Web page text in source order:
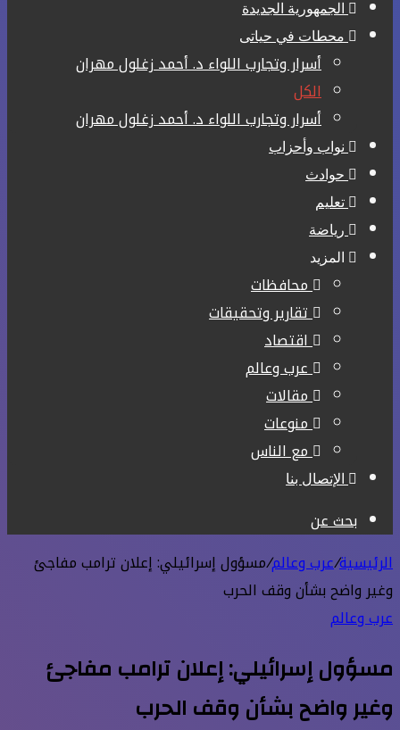
الجمهورية الجديدة
محطات في حياتى
أسرار وتجارب اللواء د. أحمد زغلول مهران
الكل
أسرار وتجارب اللواء د. أحمد زغلول مهران
نواب وأحزاب
حوادث
تعليم
رياضة
المزيد
محافظات
تقارير وتحقيقات
اقتصاد
عرب وعالم
مقالات
منوعات
مع الناس
الإتصال بنا
بحث عن
الرئيسية/عرب وعالم/مسؤول إسرائيلي: إعلان ترامب مفاجئ
وغير واضح بشأن وقف الحرب
عرب وعالم
مسؤول إسرائيلي: إعلان ترامب مفاجئ
وغير واضح بشأن وقف الحرب